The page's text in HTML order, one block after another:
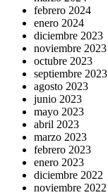
febrero 2024
enero 2024
diciembre 2023
noviembre 2023
octubre 2023
septiembre 2023
agosto 2023
junio 2023
mayo 2023
abril 2023
marzo 2023
febrero 2023
enero 2023
diciembre 2022
noviembre 2022